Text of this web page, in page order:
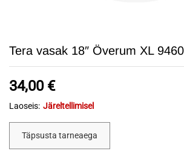
Tera vasak 18″ Överum XL
34,00 €
Laoseis: Järeltellimisel
Täpsusta tarneaega